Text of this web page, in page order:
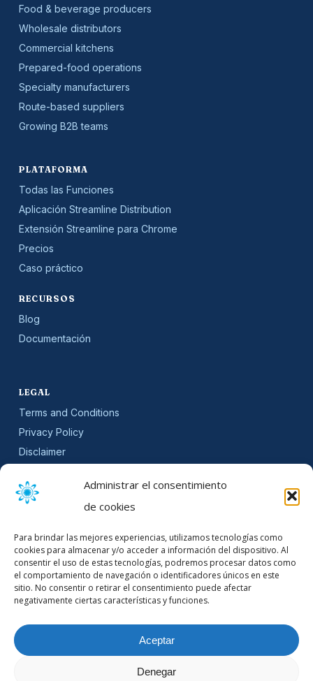
Administrar el consentimiento
de cookies
Para brindar las mejores experiencias, utilizamos tecnologías como
cookies para almacenar y/o acceder a información del dispositivo. Al
consentir el uso de estas tecnologías, podremos procesar datos como
el comportamiento de navegación o identificadores únicos en este
sitio. No consentir o retirar el consentimiento puede afectar
negativamente ciertas características y funciones.
Aceptar
Denegar
Food & beverage producers
Wholesale distributors
Commercial kitchens
Prepared-food operations
Specialty manufacturers
Route-based suppliers
Growing B2B teams
PLATAFORMA
Todas las Funciones
Aplicación Streamline Distribution
Extensión Streamline para Chrome
Precios
Caso práctico
RECURSOS
Blog
Documentación
LEGAL
Terms and Conditions
Privacy Policy
Disclaimer
Cookie Policy (EU)
Get software updates and practical tips.
Email Address